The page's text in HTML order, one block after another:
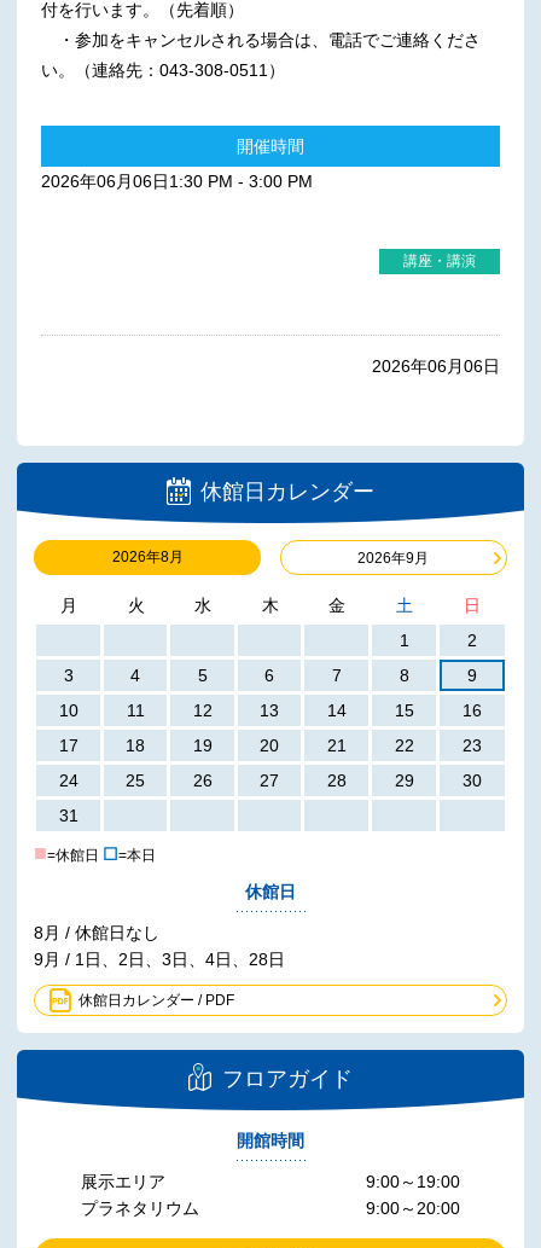
休館日カレンダー
2026年8月 2026年9月
月 火 水 木 金 土
日
1
2
3
4 5 6 7 8
9
10
11 12 13 14 15
16
17
18 19 20 21 22
23
24
25 26 27 28 29
30
31
■=休館日 ☐=本日
休館日
8月 / 休館日なし
9月 / 1日、2日、3日、4日、28日
休館日カレンダー / PDF
フロアガイド
開館時間
展示エリア
プラネタリウム
9:00～19:00
9:00～20:00
付を行います。（先着順）
・参加をキャンセルされる場合は、電話でご連絡くださ
い。（連絡先：043-308-0511）
開催時間
2026年06月06日1:30 PM - 3:00 PM
講座・講演
2026年06月06日